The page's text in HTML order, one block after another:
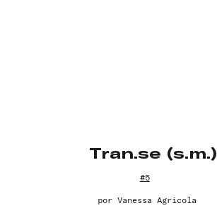
Tran.se (s.m.)
#5
porVanessa Agricola